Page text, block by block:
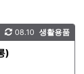
생활용품
08.10
)